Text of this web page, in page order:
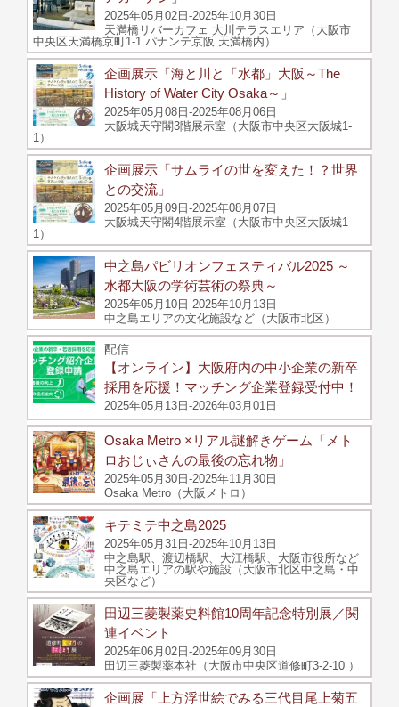
2025年05月02日-2025年10月30日
天満橋リバーカフェ 大川テラスエリア（大阪市
中央区天満橋京町1-1 パナンテ京阪 天満橋内）
企画展示「海と川と「水都」大阪～The
History of Water City Osaka～」
2025年05月08日-2025年08月06日
大阪城天守閣3階展示室（大阪市中央区大阪城1-
1）
企画展示「サムライの世を変えた！？世界
との交流」
2025年05月09日-2025年08月07日
大阪城天守閣4階展示室（大阪市中央区大阪城1-
1）
中之島パビリオンフェスティバル2025 ～
水都大阪の学術芸術の祭典～
2025年05月10日-2025年10月13日
中之島エリアの文化施設など（大阪市北区）
配信
【オンライン】大阪府内の中小企業の新卒
採用を応援！マッチング企業登録受付中！
2025年05月13日-2026年03月01日
Osaka Metro ×リアル謎解きゲーム「メト
ロおじぃさんの最後の忘れ物」
2025年05月30日-2025年11月30日
Osaka Metro（大阪メトロ）
キテミテ中之島2025
2025年05月31日-2025年10月13日
中之島駅、渡辺橋駅、大江橋駅、大阪市役所など
中之島エリアの駅や施設（大阪市北区中之島・中
央区など）
田辺三菱製薬史料館10周年記念特別展／関
連イベント
2025年06月02日-2025年09月30日
田辺三菱製薬本社（大阪市中央区道修町3-2-10 ）
企画展「上方浮世絵でみる三代目尾上菊五